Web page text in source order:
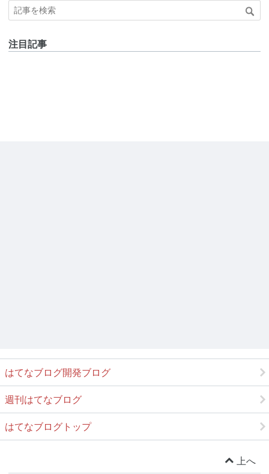
注目記事
はてなブログ開発ブログ
週刊はてなブログ
はてなブログトップ
上へ